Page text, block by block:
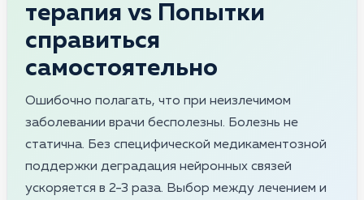
терапия vs Попытки
справиться
самостоятельно
Ошибочно полагать, что при неизлечимом
заболевании врачи бесполезны. Болезнь не
статична. Без специфической медикаментозной
поддержки деградация нейронных связей
ускоряется в 2-3 раза. Выбор между лечением и